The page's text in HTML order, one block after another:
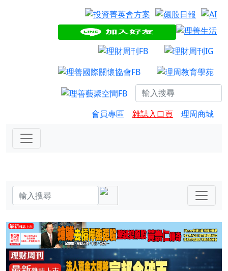
會員專區 雜誌入口頁 理周商城